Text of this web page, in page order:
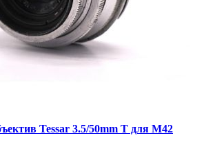
Tessar 3.5/50mm T для М42